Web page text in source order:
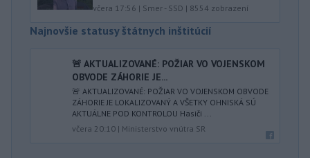
včera 17:56 | Smer - SSD | 8554 zobrazení
Najnovšie statusy štátnych inštitúcií
🚨 AKTUALIZOVANÉ: POŽIAR VO VOJENSKOM
OBVODE ZÁHORIE JE...
🚨 AKTUALIZOVANÉ: POŽIAR VO VOJENSKOM OBVODE
ZÁHORIE JE LOKALIZOVANÝ A VŠETKY OHNISKÁ SÚ
AKTUÁLNE POD KONTROLOU Hasiči ...
včera 20:10 | Ministerstvo vnútra SR